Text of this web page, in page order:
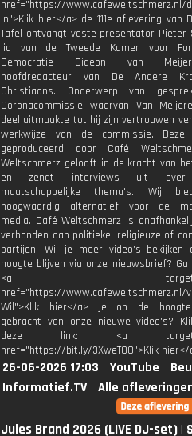
href="https://www.cafeweltschmerz.nl/
In">Klik hier</a> de 111e aflevering van
Tafel ontvangt vaste presentator Pieter
lid van de Tweede Kamer voor
Democratie Gideon van
hoofdredacteur van De Andere
Christiaans. Onderwerp van
Coronacommissie waarvan Van
deel uitmaakte tot hij zijn vertrouwen
werkwijze van de commissie.
geproduceerd door Café
Weltschmerz gelooft in de kracht van
en zendt interviews uit over
maatschappelijke thema's. Wij
hoogwaardig alternatief voor de
media. Café Weltschmerz is
verbonden aan politieke, religieuze of
partijen. Wil je meer video's bekijken
hoogte blijven via onze nieuwsbrief? Ga
<a
href="https://www.cafeweltschmerz.nl/
Wil">Klik hier</a> je op de
gebracht van onze nieuwe video's?
deze link: <a
href="https://bit.ly/3XweTO0">Klik hier</
26-06-2026 17:03 YouTube
Informatief.TV
Alle
Jules Brand 2026 (LIVE DJ-set) |